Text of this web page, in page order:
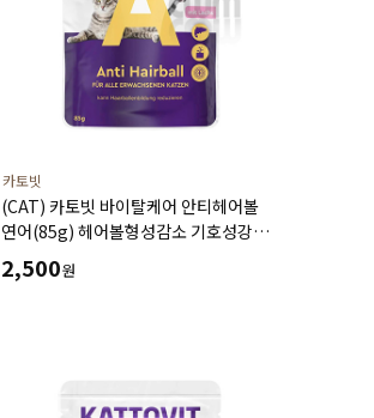
카토빗
(CAT) 카토빗 바이탈케어 안티헤어볼
연어(85g) 헤어볼형성감소 기호성강화
활력유지에 도움
2,500원